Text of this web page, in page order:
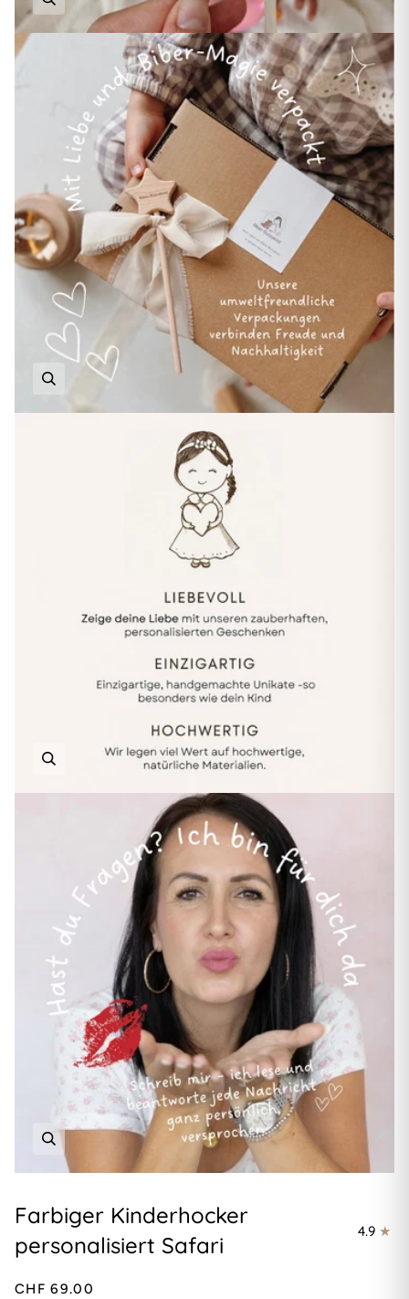
Farbiger Kinderhocker
personalisiert Safari
4.9
CHF 69.00